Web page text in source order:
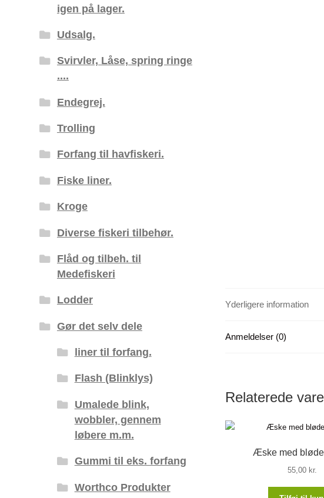
Yderligere information
Anmeldelser (0)
Relaterede
Æske med bløde
55,00 kr.
igen på lager.
Udsalg.
Svirvler, Låse, spring ringe
....
Endegrej.
Trolling
Forfang til havfiskeri.
Fiske liner.
Kroge
Diverse fiskeri tilbehør.
Flåd og tilbeh. til
Medefiskeri
Lodder
Gør det selv dele
liner til forfang.
Flash (Blinklys)
Umalede blink,
wobbler, gennem
løbere m.m.
Gummi til eks. forfang
Worthco Produkter